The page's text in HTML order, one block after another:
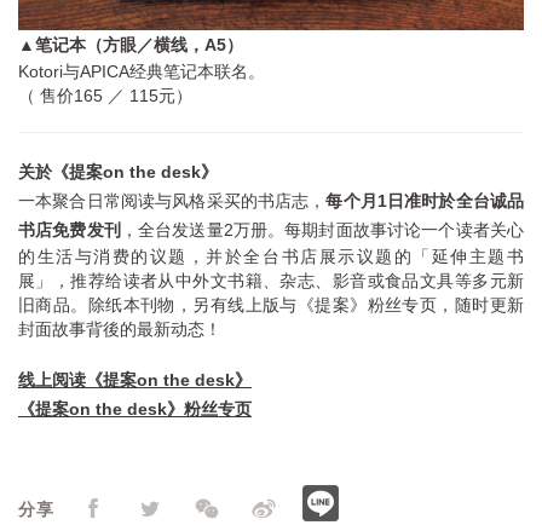
▲笔记本（方眼／横线，A5）
Kotori与APICA经典笔记本联名。
（ 售价165 ／ 115元）
关於《提案on the desk》
一本聚合日常阅读与风格采买的书店志，每个月1日准时於全台诚品
书店免费发刊 ，全台发送量2万册。每期封面故事讨论一个读者关心
的生活与消费的议题，并於全台书店展示议题的「延伸主题书
展」，推荐给读者从中外文书籍、杂志、影音或食品文具等多元新
旧商品。除纸本刊物，另有线上版与《提案》粉丝专页，随时更新
封面故事背後的最新动态！
线上阅读《提案on the desk》
《提案on the desk》粉丝专页
分享